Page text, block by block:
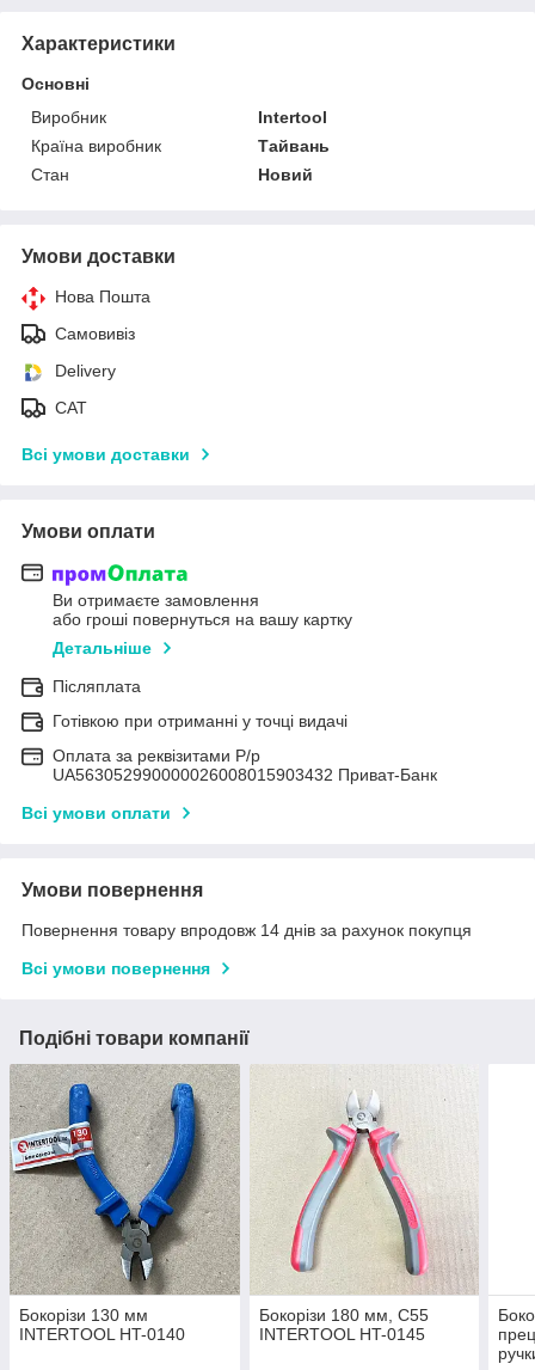
Характеристики
Основні
Виробник
Intertool
Країна виробник
Тайвань
Стан
Новий
Умови доставки
Нова Пошта
Самовивіз
Delivery
САТ
Всі умови доставки
Умови оплати
Ви отримаєте замовлення
або гроші повернуться на вашу картку
Детальніше
Післяплата
Готівкою при отриманні у точці видачі
Оплата за реквізитами Р/р
UA563052990000026008015903432 Приват-Банк
Всі умови оплати
Умови повернення
Повернення товару впродовж 14 днів за рахунок покупця
Всі умови повернення
Подібні товари компанії
Бокорізи 130 мм
INTERTOOL HT-0140
Бокорізи 180 мм, С55
INTERTOOL HT-0145